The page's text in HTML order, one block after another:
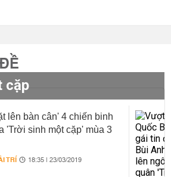
cặp
lên bàn cân' 4 chiến binh
'Trời sinh một cặp' mùa 3
TRÍ 18:35 | 23/03/2019